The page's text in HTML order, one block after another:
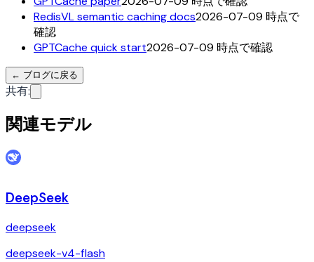
RedisVL semantic caching docs2026-07-09 時点で
確認
GPTCache quick start2026-07-09 時点で確認
← ブログに戻る
共有:
関連モデル
DeepSeek
deepseek
deepseek-v4-flash